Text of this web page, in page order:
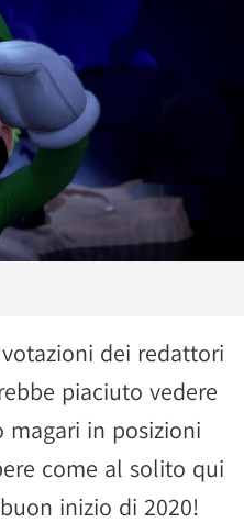
dei redattori
piaciuto vedere
in posizioni
come al solito qui
inizio di 2020!